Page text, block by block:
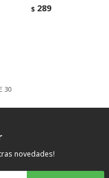
$ 289
30
novedades!